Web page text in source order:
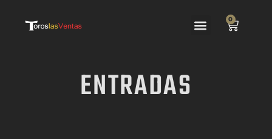
0
ENTRADAS